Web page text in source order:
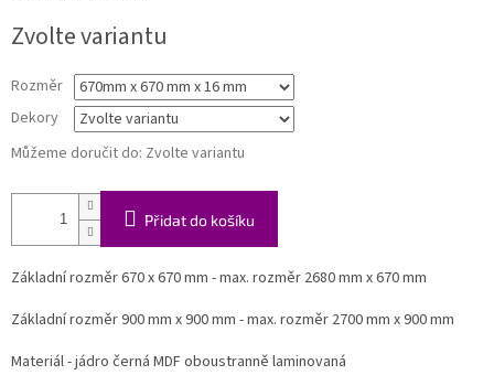
cena:
Zvolte variantu
Rozměr
Dekory
Můžeme doručit do: Zvolte variantu
Přidat do košíku
Základní rozměr 670 x 670 mm - max. rozměr 2680 mm x 670 mm
Základní rozměr 900 mm x 900 mm - max. rozměr 2700 mm x 900 mm
Materiál - jádro černá MDF oboustranně laminovaná